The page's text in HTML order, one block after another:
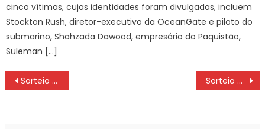
cinco vítimas, cujas identidades foram divulgadas, incluem
Stockton Rush, diretor-executivo da OceanGate e piloto do
submarino, Shahzada Dawood, empresário do Paquistão,
Suleman […]
Navegação
de
Sorteio da COPA do Brasil: CEARÁ X CRB Sorteio da COPA do Brasil: Athletico-PR x YPIRANGA-RS